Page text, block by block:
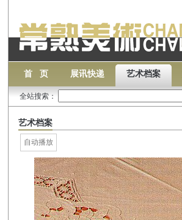
首 页 展讯快递 艺术档案
全站搜索：
艺术档案
自动播放